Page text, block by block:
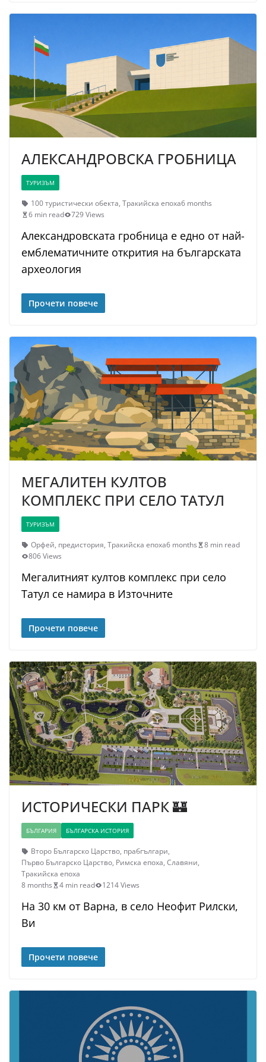
АЛЕКСАНДРОВСКА ГРОБНИЦА
ТУРИЗЪМ
100 туристически обекта, Тракийска епоха6 months
6 min read
729 Views
Александровската гробница е едно от най-
емблематичните открития на българската
археология
Прочети повече
МЕГАЛИТЕН КУЛТОВ
КОМПЛЕКС ПРИ СЕЛО ТАТУЛ
ТУРИЗЪМ
Орфей, предистория, Тракийска епоха6 months
8 min read
806 Views
Мегалитният култов комплекс при село
Татул се намира в Източните
Прочети повече
ИСТОРИЧЕСКИ ПАРК 🏰
БЪЛГАРИЯ БЪЛГАРСКА ИСТОРИЯ
Второ Българско Царство, прабгългари,
Първо Българско Царство, Римска епоха, Славяни,
Тракийска епоха
8 months
4 min read 1214 Views
На 30 км от Варна, в село Неофит Рилски,
Ви
Прочети повече